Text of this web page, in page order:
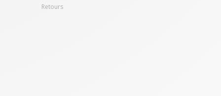
Retours